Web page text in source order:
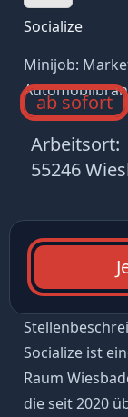
Socialize
Minijob:
ab sofort
Arbeitsort:
55246
Socialize ist
Raum
die seit 2020